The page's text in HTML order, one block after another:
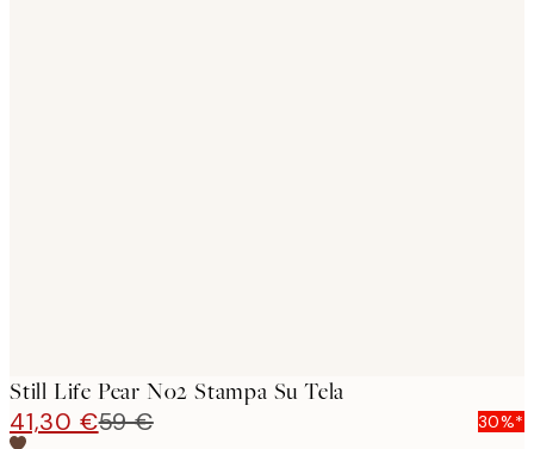
Still Life Pear No2 Stampa Su Tela
41,30 €59 €
30%*